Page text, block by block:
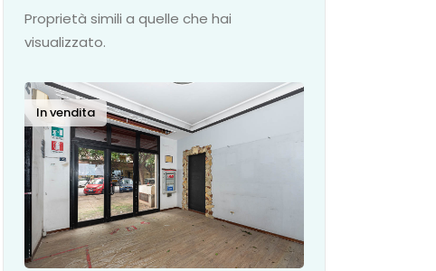
Proprietà simili a quelle che hai
visualizzato.
In vendita